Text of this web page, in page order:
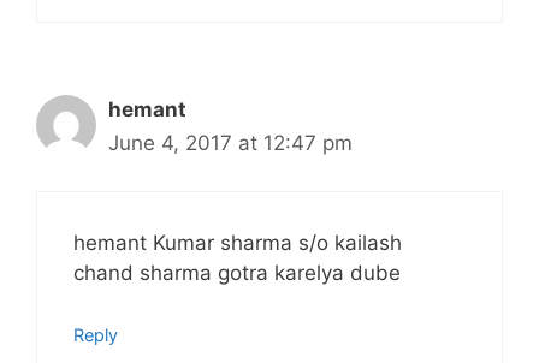
hemant
June 4, 2017 at 12:47 pm
hemant Kumar sharma s/o kailash
chand sharma gotra karelya dube
Reply